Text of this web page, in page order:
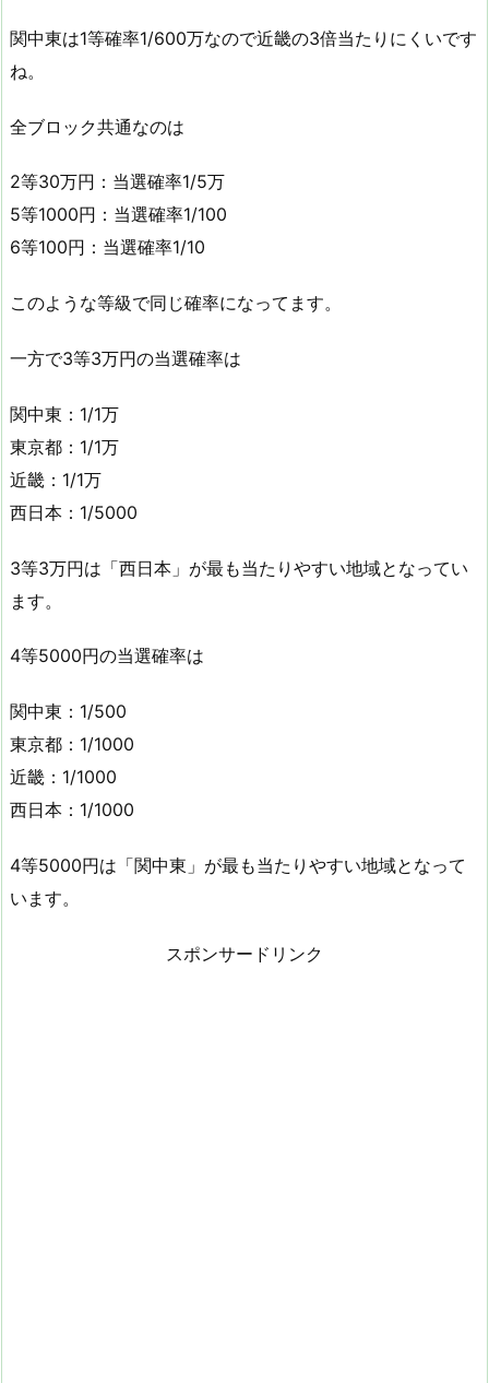
関中東は1等確率1/600万なので近畿の3倍当たりにくいです
ね。
全ブロック共通なのは
2等30万円：当選確率1/5万
5等1000円：当選確率1/100
6等100円：当選確率1/10
このような等級で同じ確率になってます。
一方で3等3万円の当選確率は
関中東：1/1万
東京都：1/1万
近畿：1/1万
西日本：1/5000
3等3万円は「西日本」が最も当たりやすい地域となってい
ます。
4等5000円の当選確率は
関中東：1/500
東京都：1/1000
近畿：1/1000
西日本：1/1000
4等5000円は「関中東」が最も当たりやすい地域となって
います。
スポンサードリンク